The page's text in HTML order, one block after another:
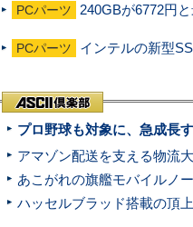
PCパーツ 240GBが6772円
PCパーツ インテルの新型
プロ野球も対象に、急成長